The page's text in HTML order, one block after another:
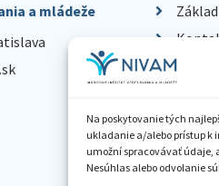
Na poskytovanie tých
ukladanie a/alebo prístup k
umožní spracovávať údaje,
Nesúhlas alebo odvolanie
a mládeže
Kariéra